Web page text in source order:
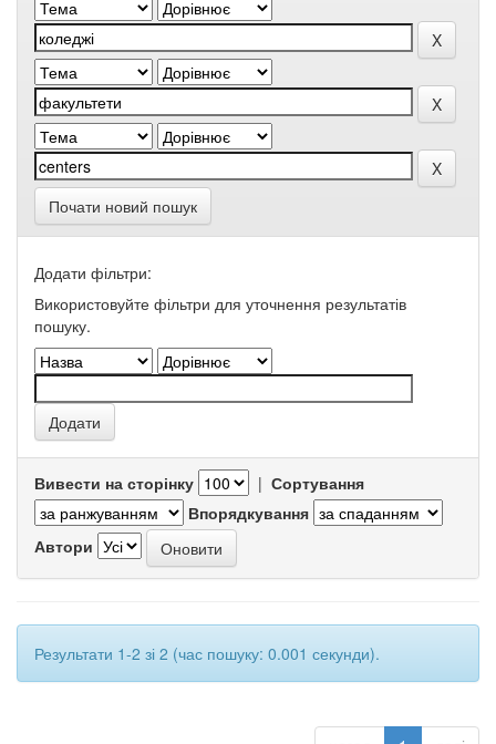
Почати новий пошук
Додати фільтри:
Використовуйте фільтри для уточнення результатів
пошуку.
Вивести на сторінку | Сортування
Впорядкування
Автори
Результати 1-2 зі 2 (час пошуку: 0.001 секунди).